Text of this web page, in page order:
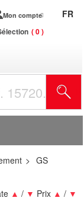
Mon compte
0
FR
GS
▲ / ▼ Prix ▲ / ▼